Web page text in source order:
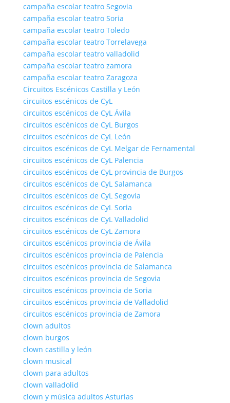
campaña escolar teatro Segovia
campaña escolar teatro Soria
campaña escolar teatro Toledo
campaña escolar teatro Torrelavega
campaña escolar teatro valladolid
campaña escolar teatro zamora
campaña escolar teatro Zaragoza
Circuitos Escénicos Castilla y León
circuitos escénicos de CyL
circuitos escénicos de CyL Ávila
circuitos escénicos de CyL Burgos
circuitos escénicos de CyL León
circuitos escénicos de CyL Melgar de Fernamental
circuitos escénicos de CyL Palencia
circuitos escénicos de CyL provincia de Burgos
circuitos escénicos de CyL Salamanca
circuitos escénicos de CyL Segovia
circuitos escénicos de CyL Soria
circuitos escénicos de CyL Valladolid
circuitos escénicos de CyL Zamora
circuitos escénicos provincia de Ávila
circuitos escénicos provincia de Palencia
circuitos escénicos provincia de Salamanca
circuitos escénicos provincia de Segovia
circuitos escénicos provincia de Soria
circuitos escénicos provincia de Valladolid
circuitos escénicos provincia de Zamora
clown adultos
clown burgos
clown castilla y león
clown musical
clown para adultos
clown valladolid
clown y música adultos Asturias